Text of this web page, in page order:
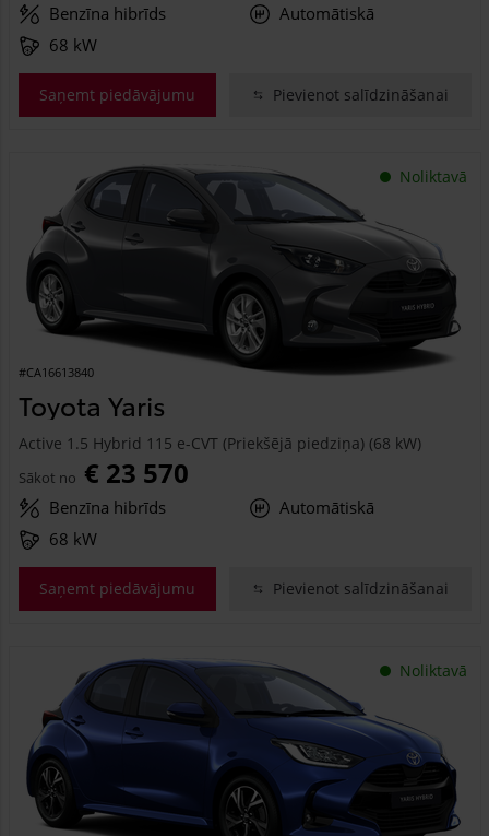
Benzīna hibrīds
Automātiskā
68 kW
Saņemt piedāvājumu Pievienot salīdzināšanai
Noliktavā
#CA16613840
Toyota Yaris
Active 1.5 Hybrid 115 e-CVT (Priekšējā piedziņa) (68 kW)
Sākot no € 23 570
Benzīna hibrīds
Automātiskā
68 kW
Saņemt piedāvājumu Pievienot salīdzināšanai
Noliktavā